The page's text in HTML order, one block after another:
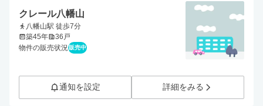
クレール八幡山
八幡山駅 徒歩7分
築45年
36戸
物件の販売状況 販売中
通知を設定 詳細をみる